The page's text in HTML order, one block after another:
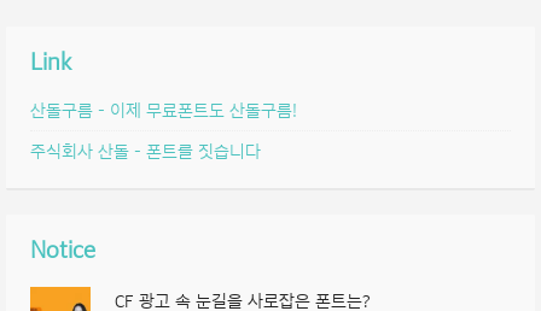
Link
산돌구름 – 이제 무료폰트도 산돌구름!
주식회사 산돌 – 폰트를 짓습니다
Notice
CF 광고 속 눈길을 사로잡은 폰트는?